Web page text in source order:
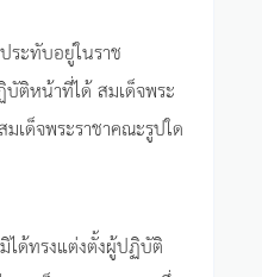
ระทับอยู่ในราช
ติหน้าที่ได้ สมเด็จพระ
เด็จพระราชาคณะรูปใด
ได้ทรงแต่งตั้งผู้ปฏิบัติ